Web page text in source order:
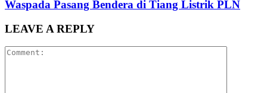
Waspada Pasang Bendera di Tiang Listrik PLN
LEAVE A REPLY